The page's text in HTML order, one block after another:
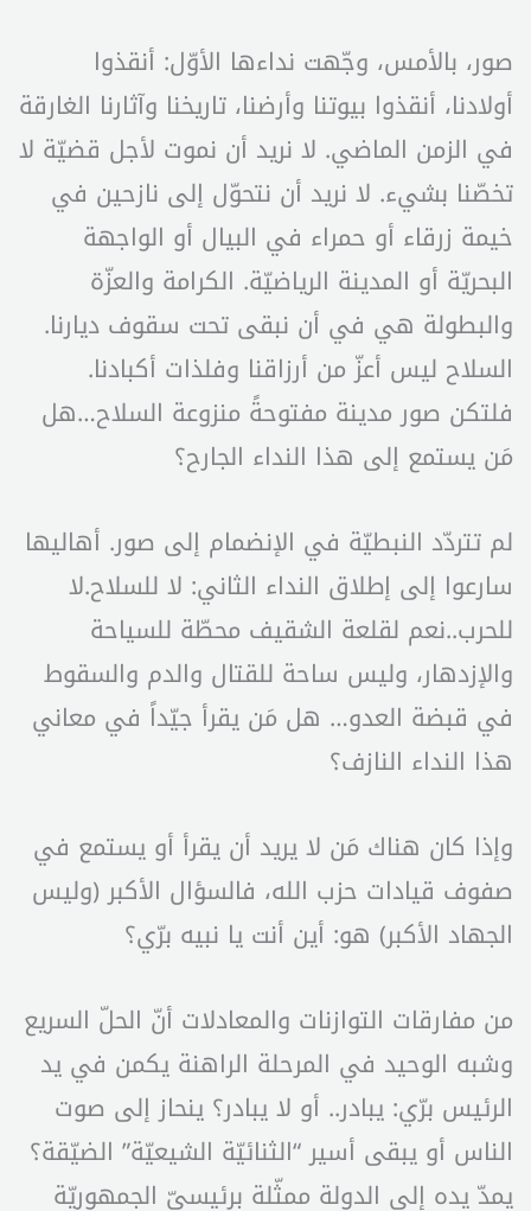
صور، بالأمس، وجّهت نداءها الأوّل: أنقذوا
أولادنا، أنقذوا بيوتنا وأرضنا، تاريخنا وآثارنا الغارقة
في الزمن الماضي. لا نريد أن نموت لأجل قضيّة لا
تخصّنا بشيء. لا نريد أن نتحوّل إلى نازحين في
خيمة زرقاء أو حمراء في البيال أو الواجهة
البحريّة أو المدينة الرياضيّة. الكرامة والعزّة
والبطولة هي في أن نبقى تحت سقوف ديارنا.
السلاح ليس أعزّ من أرزاقنا وفلذات أكبادنا.
فلتكن صور مدينة مفتوحةً منزوعة السلاح…هل
مَن يستمع إلى هذا النداء الجارح؟
لم تتردّد النبطيّة في الإنضمام إلى صور. أهاليها
سارعوا إلى إطلاق النداء الثاني: لا للسلاح.لا
للحرب..نعم لقلعة الشقيف محطّة للسياحة
والإزدهار، وليس ساحة للقتال والدم والسقوط
في قبضة العدو… هل مَن يقرأ جيّداً في معاني
هذا النداء النازف؟
وإذا كان هناك مَن لا يريد أن يقرأ أو يستمع في
صفوف قيادات حزب الله، فالسؤال الأكبر (وليس
الجهاد الأكبر) هو: أين أنت يا نبيه برّي؟
من مفارقات التوازنات والمعادلات أنّ الحلّ السريع
وشبه الوحيد في المرحلة الراهنة يكمن في يد
الرئيس برّي: يبادر.. أو لا يبادر؟ ينحاز إلى صوت
الناس أو يبقى أسير “الثنائيّة الشيعيّة” الضيّقة؟
يمدّ يده إلى الدولة ممثّلة برئيسيّ الجمهوريّة